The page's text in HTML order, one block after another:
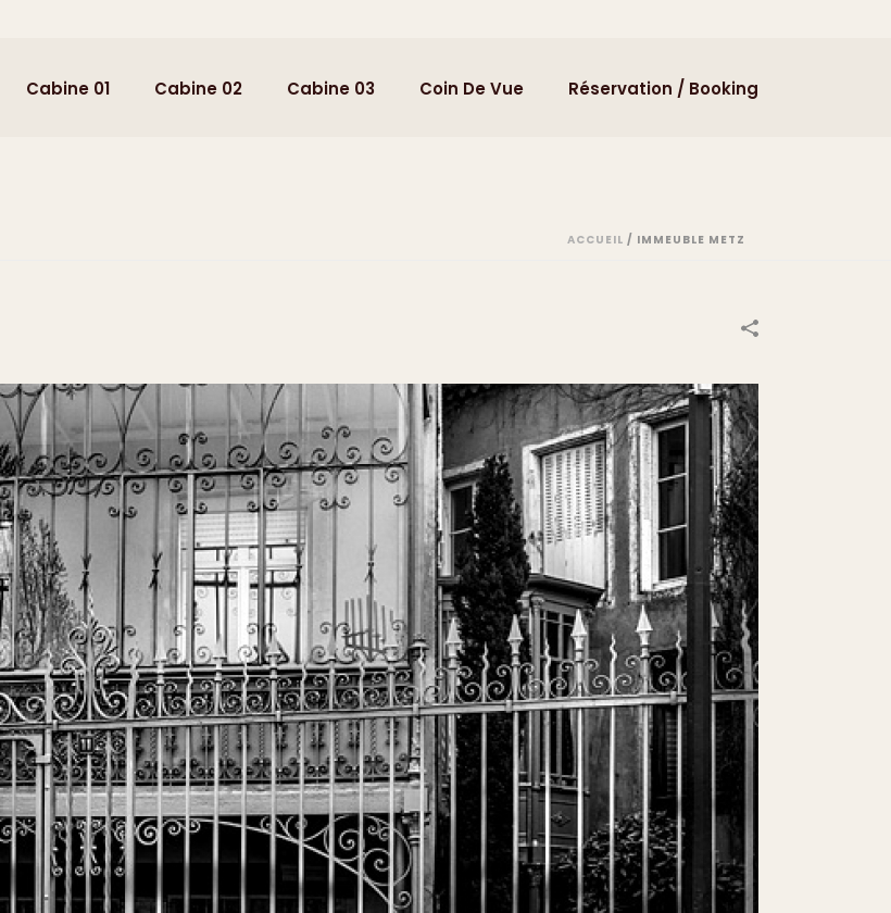
Cabine 01 Cabine 02 Cabine 03 Coin De Vue Réservation / Booking
ACCUEIL / IMMEUBLE METZ